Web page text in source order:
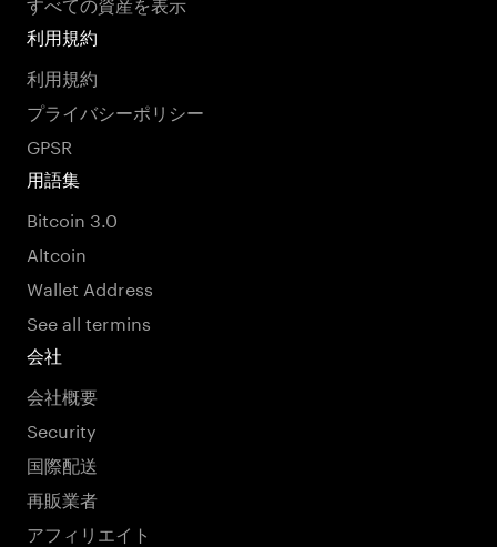
利用規約
利用規約
プライバシーポリシー
GPSR
用語集
Bitcoin 3.0
Altcoin
Wallet Address
See all termins
会社
会社概要
Security
国際配送
再販業者
アフィリエイト